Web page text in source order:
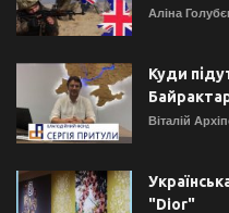
Аліна
Куди
Віталій
"Dior"